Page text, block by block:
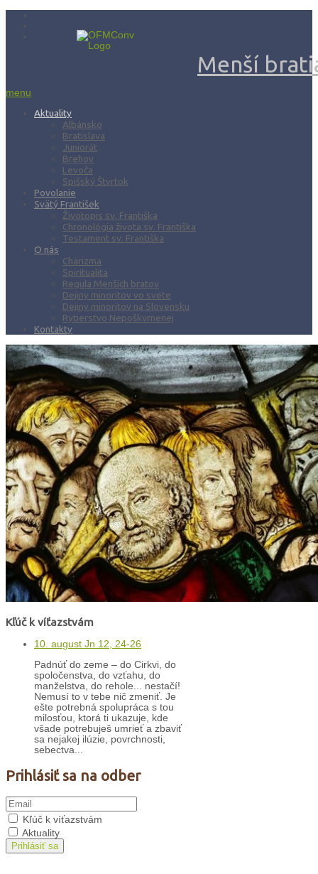
Menší
menu
Aktuality
Albánsko
Bratislava
Juniorát
Brehov
Levoča
Spišský Štvrtok
Povolanie
Svätý František
Životopis sv. Františka
Chronológia života sv. Františka
Testament sv. Františka
O nás
Charizma
Spiritualita
Regula Menších bratov
Dejiny minoritov vo svete
Dejiny minoritov na Slovensku
Rytierstvo Nepoškvrnenej
Kontakty
Kľúč k víťazstvám
10. august Jn 12, 24-26
Padnúť do zeme – do Cirkvi, do
spoločenstva, do vzťahu, do
manželstva, do rehole... nestačí!
Nemusí to v tebe nič zmeniť. Je
ešte potrebná spolupráca s tou
milosťou, ktorá ti ukazuje, kde
všade potrebuješ umrieť a zbaviť
sa nejakej ilúzie, povrchnosti,
sebectva...
Prihlásiť sa na odber
Kľúč k víťazstvám
Aktuality
Prihlásiť sa